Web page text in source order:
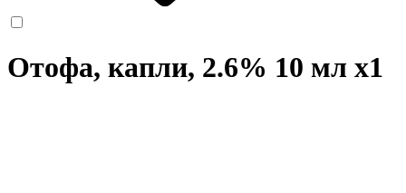
Отофа, капли, 2.6% 10 мл x1